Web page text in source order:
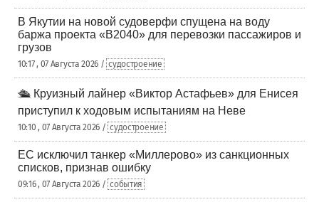
В Якутии на новой судоверфи спущена на воду
баржа проекта «В2040» для перевозки пассажиров и
грузов
10:17 , 07 Августа 2026 / судостроение
🛳️ Круизный лайнер «Виктор Астафьев» для Енисея
приступил к ходовым испытаниям на Неве
10:10 , 07 Августа 2026 / судостроение
ЕС исключил танкер «Миллерово» из санкционных
списков, признав ошибку
09:16 , 07 Августа 2026 / события